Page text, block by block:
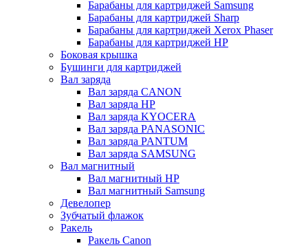
Барабаны для картриджей Samsung
Барабаны для картриджей Sharp
Барабаны для картриджей Xerox Phaser
Барабаны для картриджей НР
Боковая крышка
Бушинги для картриджей
Вал заряда
Вал заряда CANON
Вал заряда HP
Вал заряда KYOCERA
Вал заряда PANASONIC
Вал заряда PANTUM
Вал заряда SAMSUNG
Вал магнитный
Вал магнитный HP
Вал магнитный Samsung
Девелопер
Зубчатый флажок
Ракель
Ракель Canon